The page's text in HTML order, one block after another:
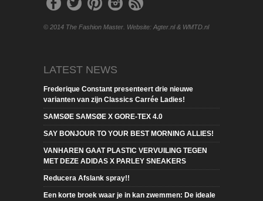
© 2014 The Fashion Master. Website: Agter.nl & WMTD.nl
LATEST NEWS
Frederique Constant presenteert drie nieuwe
varianten van zijn Classics Carrée Ladies!
SAMSØE SAMSØE X GORE-TEX 4.0
SAY BONJOUR TO YOUR BEST MORNING ALLIES!
VANHAREN GAAT PLASTIC VERVUILING TEGEN
MET DEZE ADIDAS X PARLEY SNEAKERS
Reducera Afslank spray!!
Een korte broek waar je in kan zwemmen: De ideale